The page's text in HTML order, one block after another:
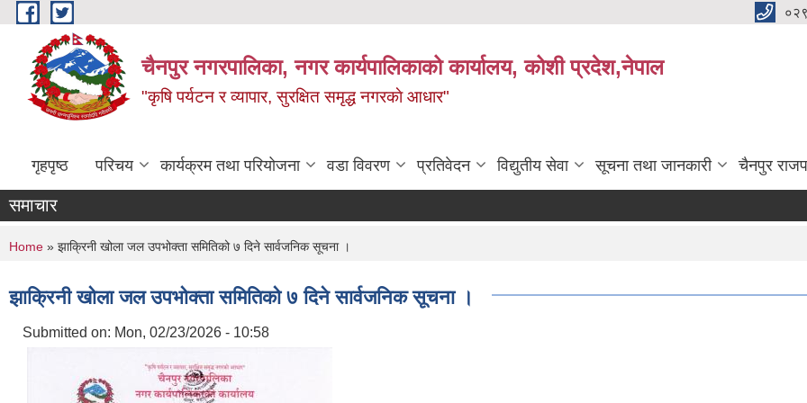
Skip to main content
चैनपुर नगरपालिका, नगर कार्यपालिकाको कार्यालय, कोशी प्रदेश,नेपाल
"कृषि पर्यटन र व्यापार, सुरक्षित समृद्ध नगरकाे आधार"
गृहपृष्ठ परिचय कार्यक्रम तथा परियोजना वडा विवरण प्रतिवेदन विद्युतीय सेवा सूचना तथा जानकारी चैनपुर
समाचार
You are here
Home » झाक्रिनी खोला जल उपभोक्ता समितिको ७ दिने सार्वजनिक सूचना ।
झाक्रिनी खोला जल उपभोक्ता समितिको ७ दिने सार्वजनिक सूचना ।
Submitted on: Mon, 02/23/2026 - 10:58